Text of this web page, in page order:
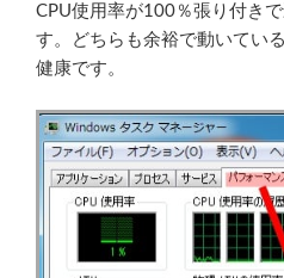
CPU使用率が100％張り付き
す。どちらも余裕で動いてい
健康です。